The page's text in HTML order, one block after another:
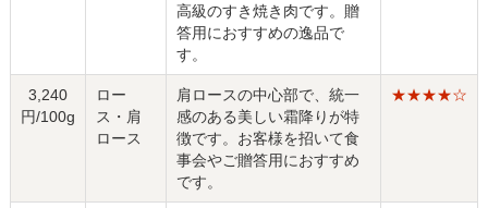
高級のすき焼き肉です。贈
答用におすすめの逸品で
す。
3,240
円/100g
ロー
ス・肩
ロース
肩ロースの中心部で、統一
感のある美しい霜降りが特
徴です。お客様を招いて食
事会やご贈答用におすすめ
です。
★★★★☆